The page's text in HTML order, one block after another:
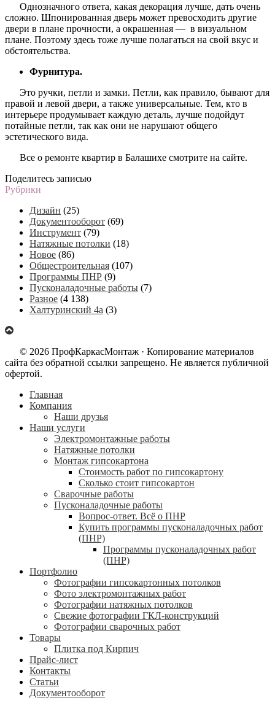
Однозначного ответа, какая декорация лучше, дать очень
сложно. Шпонированная дверь может превосходить другие
двери в плане прочности, а окрашенная — в визуальном
плане. Поэтому здесь тоже лучше полагаться на свой вкус и
обстоятельства.
Фурнитура.
Это ручки, петли и замки. Петли, как правило, бывают для
правой и левой двери, а также универсальные. Тем, кто в
интерьере продумывает каждую деталь, лучше подойдут
потайные петли, так как они не нарушают общего
эстетического вида.
Все о ремонте квартир в Балашихе смотрите на сайте.
Поделитесь записью
Рубрики
Дизайн (25)
Документооборот (69)
Инструмент (79)
Натяжные потолки (18)
Новое (86)
Общестроительная (107)
Программы ПНР (9)
Пусконаладочные работы (7)
Разное (4 138)
Халтуринский 4а (3)
© 2026 ПрофКаркасМонтаж · Копирование материалов
сайта без обратной ссылки запрещено. Не является публичной
офертой.
Главная
Компания
Наши друзья
Наши услуги
Электромонтажные работы
Натяжные потолки
Монтаж гипсокартона
Стоимость работ по гипсокартону
Сколько стоит гипсокартон
Сварочные работы
Пусконаладочные работы
Вопрос-ответ. Всё о ПНР
Купить программы пусконаладочных работ
(ПНР)
Программы пусконаладочных работ
(ПНР)
Портфолио
Фотографии гипсокартонных потолков
Фото электромонтажных работ
Фотографии натяжных потолков
Свежие фотографии ГКЛ-конструкций
Фотографии сварочных работ
Товары
Плитка под Кирпич
Прайс-лист
Контакты
Статьи
Документооборот